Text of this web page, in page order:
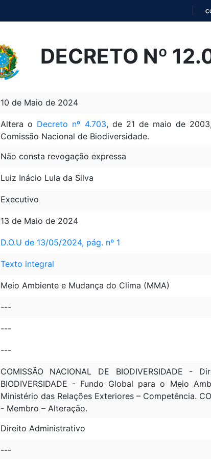
DECRETO Nº
10 de Maio de 2024
Altera o Decreto nº 4.703, de 21 de maio de
Comissão Nacional de Biodiversidade.
Não consta revogação expressa
Luiz Inácio Lula da Silva
Executivo
13 de Maio de 2024
D.O.U de 13/05/2024, pág. nº 1
Texto integral
Meio Ambiente e Mudança do Clima (MMA)
---
---
---
COMISSÃO NACIONAL DE BIODIVERSIDADE
BIODIVERSIDADE - Fundo Global para o Meio
Ministério das Relações Exteriores – Competência.
- Membro – Alteração.
Direito Administrativo
---